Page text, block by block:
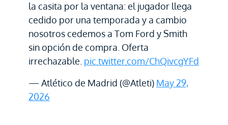
la casita por la ventana: el jugador llega
cedido por una temporada y a cambio
nosotros cedemos a Tom Ford y Smith
sin opción de compra. Oferta
irrechazable. pic.twitter.com/ChQivcgYFd
— Atlético de Madrid (@Atleti) May 29,
2026